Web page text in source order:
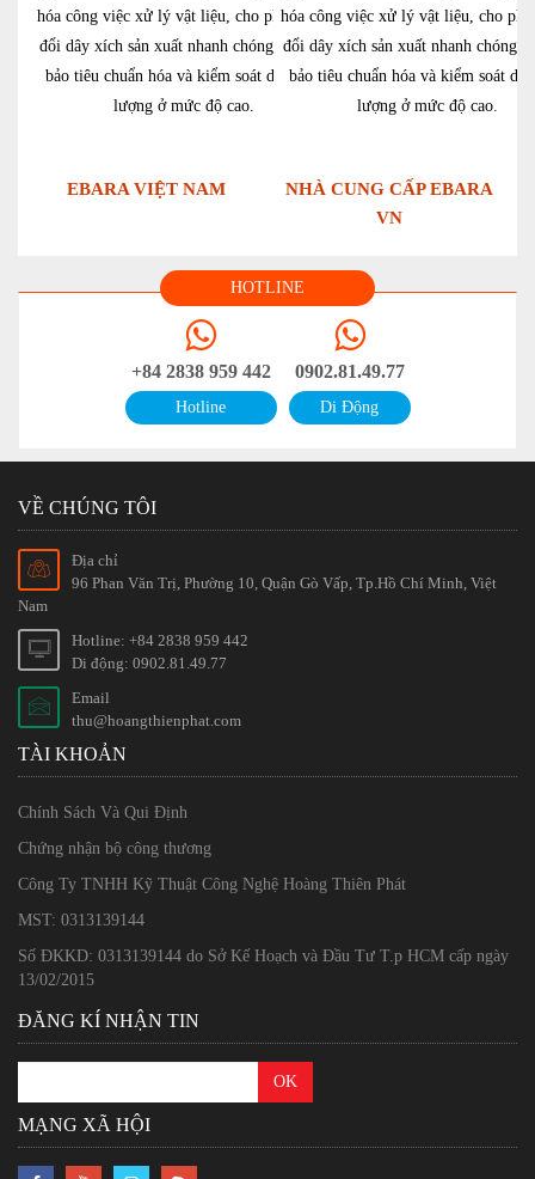
hóa công việc xử lý vật liệu, cho phép thay
đổi dây xích sản xuất nhanh chóng và đảm
bảo tiêu chuẩn hóa và kiểm soát dây chất
lượng ở mức độ cao.
EBARA VIỆT NAM
hóa công việc xử lý vật liệu, cho
đổi dây xích sản xuất nhanh chóng
bảo tiêu chuẩn hóa và kiểm soát
lượng ở mức độ cao.
NHÀ CUNG CẤP EBARA
VN
HOTLINE
+84 2838 959 442
Hotline
0902.81.49.77
Di Động
VỀ CHÚNG TÔI
Địa chỉ
96 Phan Văn Trị, Phường 10, Quận Gò Vấp, Tp.Hồ Chí Minh, Việt
Nam
Hotline: +84 2838 959 442
Di động: 0902.81.49.77
Email
thu@hoangthienphat.com
TÀI KHOẢN
Chính Sách Và Qui Định
Chứng nhận bộ công thương
Công Ty TNHH Kỹ Thuật Công Nghệ Hoàng Thiên Phát
MST: 0313139144
Số ĐKKD: 0313139144 do Sở Kế Hoạch và Đầu Tư T.p HCM cấp ngày
13/02/2015
ĐĂNG KÍ NHẬN TIN
MẠNG XÃ HỘI